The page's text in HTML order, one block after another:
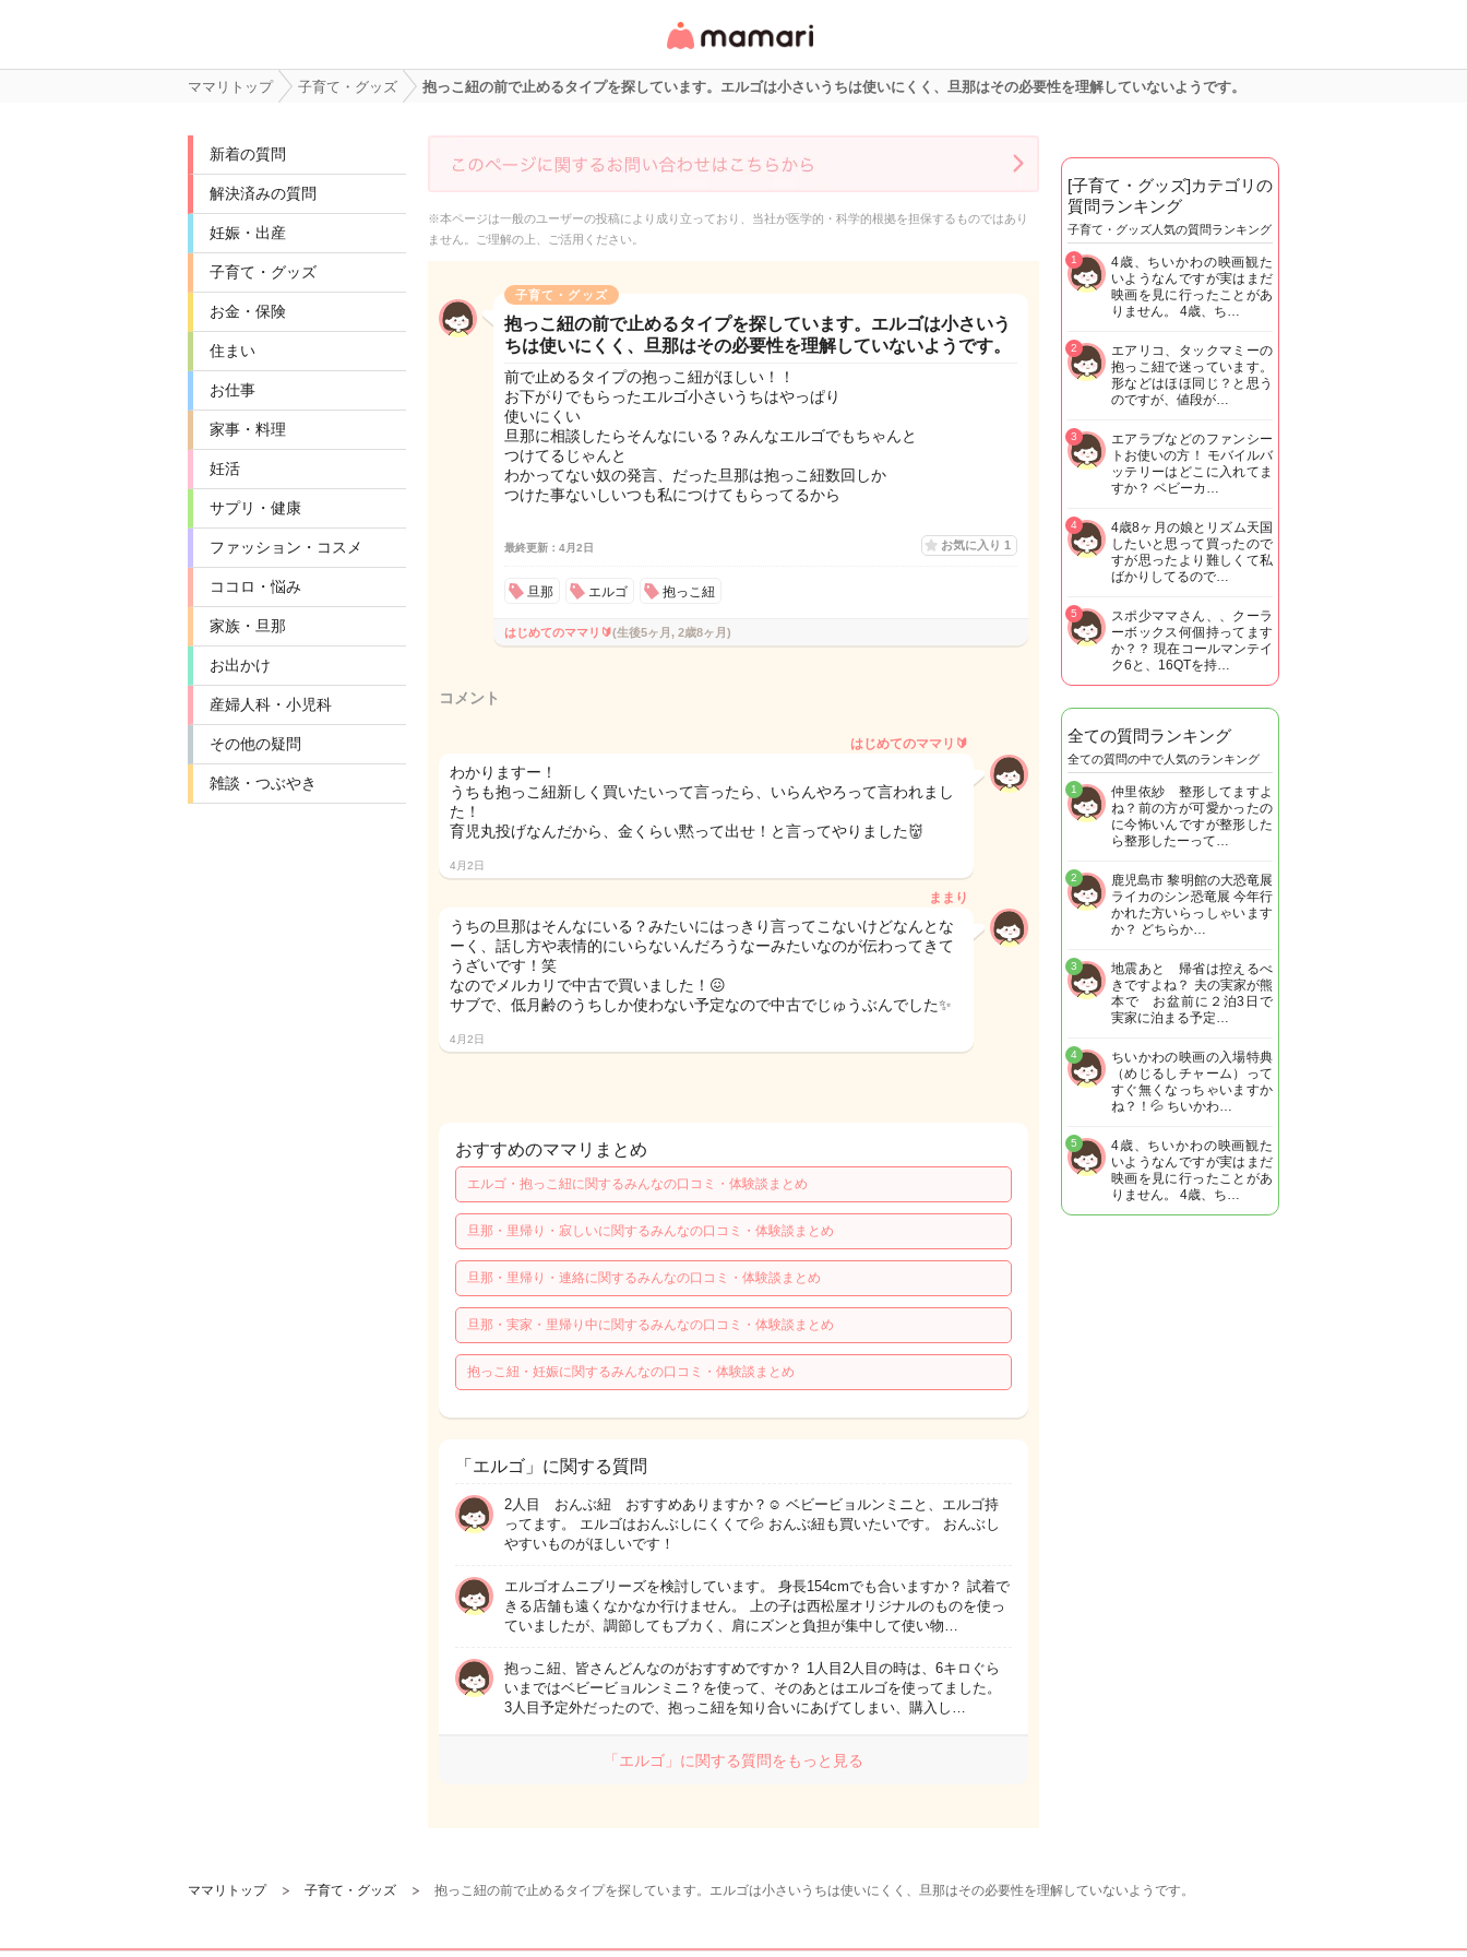
リ・情報サイト
ママリトップ 子育て・グッズ 抱っこ紐の前で止めるタイプを探しています。エルゴは小さいうちは使いにくく、旦那はその必要性を理解していないようです。
新着の質問
解決済みの質問
妊娠・出産
子育て・グッズ
お金・保険
住まい
お仕事
家事・料理
妊活
サプリ・健康
ファッション・コスメ
ココロ・悩み
家族・旦那
お出かけ
産婦人科・小児科
その他の疑問
雑談・つぶやき
※本ページは一般のユーザーの投稿により成り立っており、当社が医学的・科学的根拠を担保するものではあり
ません。ご理解の上、ご活用ください。
子育て・グッズ
抱っこ紐の前で止めるタイプを探しています。エルゴは小さいう
ちは使いにくく、旦那はその必要性を理解していないようです。
前で止めるタイプの抱っこ紐がほしい！！
お下がりでもらったエルゴ小さいうちはやっぱり
使いにくい
旦那に相談したらそんなにいる？みんなエルゴでもちゃんと
つけてるじゃんと
わかってない奴の発言、だった旦那は抱っこ紐数回しか
つけた事ないしいつも私につけてもらってるから
最終更新：4月2日 お気に入り 1
旦那 エルゴ 抱っこ紐
はじめてのママリ🔰(生後5ヶ月, 2歳8ヶ月)
コメント
はじめてのママリ🔰
わかりますー！
うちも抱っこ紐新しく買いたいって言ったら、いらんやろって言われまし
た！
育児丸投げなんだから、金くらい黙って出せ！と言ってやりました👹
4月2日
ままり
うちの旦那はそんなにいる？みたいにはっきり言ってこないけどなんとな
ーく、話し方や表情的にいらないんだろうなーみたいなのが伝わってきて
うざいです！笑
なのでメルカリで中古で買いました！😖
サブで、低月齢のうちしか使わない予定なので中古でじゅうぶんでした✨️
4月2日
おすすめのママリまとめ
エルゴ・抱っこ紐に関するみんなの口コミ・体験談まとめ
旦那・里帰り・寂しいに関するみんなの口コミ・体験談まとめ
旦那・里帰り・連絡に関するみんなの口コミ・体験談まとめ
旦那・実家・里帰り中に関するみんなの口コミ・体験談まとめ
抱っこ紐・妊娠に関するみんなの口コミ・体験談まとめ
「エルゴ」に関する質問
2人目 おんぶ紐 おすすめありますか？☺️ ベビービョルンミニと、エルゴ持
ってます。 エルゴはおんぶしにくくて💦 おんぶ紐も買いたいです。 おんぶし
やすいものがほしいです！
エルゴオムニブリーズを検討しています。 身長154cmでも合いますか？ 試着で
きる店舗も遠くなかなか行けません。 上の子は西松屋オリジナルのものを使っ
ていましたが、調節してもブカく、肩にズンと負担が集中して使い物…
抱っこ紐、皆さんどんなのがおすすめですか？ 1人目2人目の時は、6キロぐら
いまではベビービョルンミニ？を使って、そのあとはエルゴを使ってました。
3人目予定外だったので、抱っこ紐を知り合いにあげてしまい、購入し…
「エルゴ」に関する質問をもっと見る
[子育て・グッズ]カテゴリの
質問ランキング
子育て・グッズ人気の質問ランキング
4歳、ちいかわの映画観た
いようなんですが実はまだ
映画を見に行ったことがあ
りません。 4歳、ち…
1
エアリコ、タックマミーの
抱っこ紐で迷っています。
形などはほほ同じ？と思う
のですが、値段が…
2
エアラブなどのファンシー
トお使いの方！ モバイルバ
ッテリーはどこに入れてま
すか？ ベビーカ…
3
4歳8ヶ月の娘とリズム天国
したいと思って買ったので
すが思ったより難しくて私
ばかりしてるので…
4
スポ少ママさん、、クーラ
ーボックス何個持ってます
か？？ 現在コールマンテイ
ク6と、16QTを持…
5
全ての質問ランキング
全ての質問の中で人気のランキング
仲里依紗 整形してますよ
ね？前の方が可愛かったの
に今怖いんですが整形した
ら整形したーって…
1
鹿児島市 黎明館の大恐竜展
ライカのシン恐竜展 今年行
かれた方いらっしゃいます
か？ どちらか…
2
地震あと 帰省は控えるべ
きですよね？ 夫の実家が熊
本で お盆前に２泊3日で
実家に泊まる予定…
3
ちいかわの映画の入場特典
（めじるしチャーム）って
すぐ無くなっちゃいますか
ね？！💦 ちいかわ…
4
4歳、ちいかわの映画観た
いようなんですが実はまだ
映画を見に行ったことがあ
りません。 4歳、ち…
5
ママリトップ 子育て・グッズ 抱っこ紐の前で止めるタイプを探しています。エルゴは小さいうちは使いにくく、旦那はその必要性を理解していないようです。